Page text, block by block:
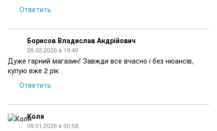
Ответить
Борисов Владислав Андрійович
26.02.2026 в 19:40
Дуже гарний магазин! Завжди все вчасно і без нюансів,
купую вже 2 рік
Ответить
Коля
09.01.2026 в 00:58